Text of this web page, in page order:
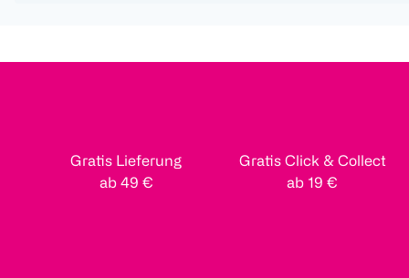
Gratis Lieferung
ab 49 €
Gratis Click & Collect
ab 19 €